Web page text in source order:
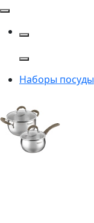
Наборы посуды